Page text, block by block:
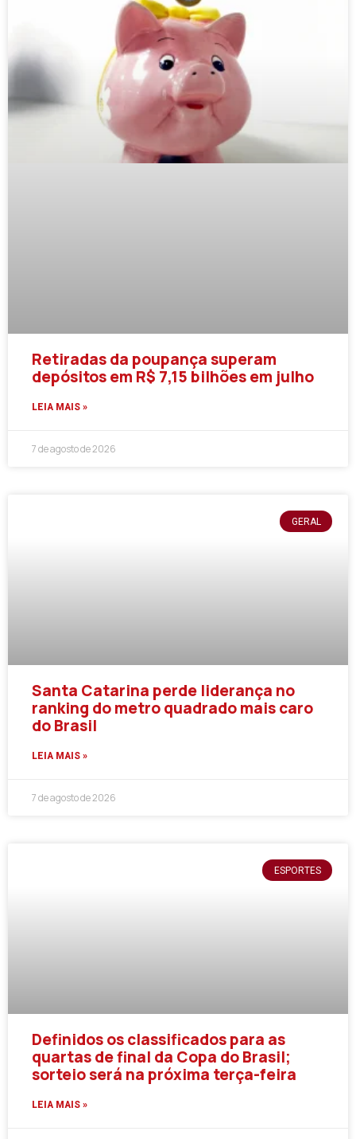
Retiradas da poupança superam
depósitos em R$ 7,15 bilhões em julho
LEIA MAIS »
7 de agosto de 2026
GERAL
Santa Catarina perde liderança no
ranking do metro quadrado mais caro
do Brasil
LEIA MAIS »
7 de agosto de 2026
ESPORTES
Definidos os classificados para as
quartas de final da Copa do Brasil;
sorteio será na próxima terça-feira
LEIA MAIS »